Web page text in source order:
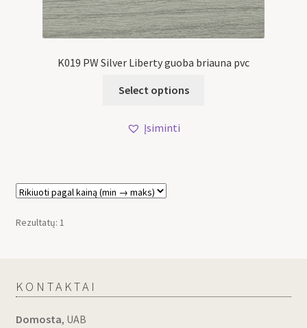
K019 PW Silver Liberty guoba briauna pvc
Select options
Įsiminti
Rezultatų: 1
KONTAKTAI
Domosta, UAB